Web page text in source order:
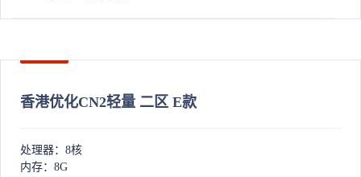
香港优化CN2轻量 二区 E款
处理器：8核
内存：8G